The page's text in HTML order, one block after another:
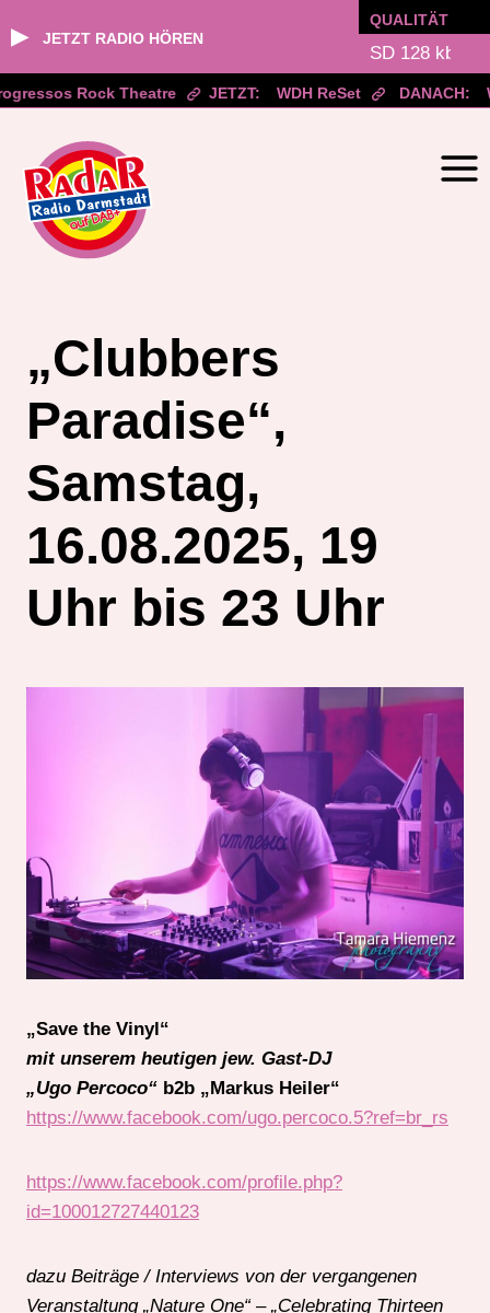
▶ JETZT RADIO HÖREN
QUALITÄT
Rock Theatre JETZT: WDH ReSet DANACH:
springen
„Clubbers
Paradise“,
Samstag,
16.08.2025, 19
Uhr bis 23 Uhr
„Save the Vinyl“
mit unserem heutigen jew. Gast-DJ
„Ugo Percoco“ b2b „Markus Heiler“
https://www.facebook.com/ugo.percoco.5?ref=br_rs
https://www.facebook.com/profile.php?
id=100012727440123
dazu Beiträge / Interviews von der vergangenen
Veranstaltung „Nature One“ – „Celebrating Thirteen